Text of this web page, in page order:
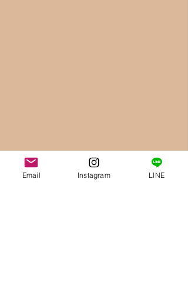
Email Instagram LINE